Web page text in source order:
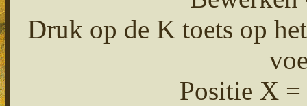
Druk op de K toets op
Positie X